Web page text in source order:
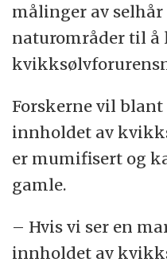
Metallisk kvikksølv
miljøet av
metylkvikksølv, som
næringskjeden.
De største
rovfisk, dyr og
og i større grad hos
enn de som lever
krepsdyr).
målinger av
naturområder til å
Forskerne vil
innholdet av
er mumifisert og
gamle.
– Hvis vi ser en
innholdet av